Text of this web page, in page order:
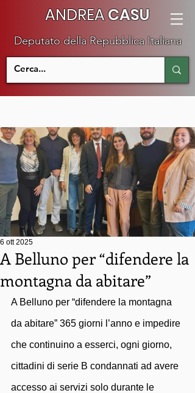
ANDREACASU
Deputato della Repubblica Italiana
A Belluno per “difendere la
montagna da abitare”
6 ott 2025
A Belluno per “difendere la montagna
da abitare” 365 giorni l’anno e impedire
che continuino a esserci, ogni giorno,
cittadini di serie B condannati ad avere
accesso ai servizi solo durante le